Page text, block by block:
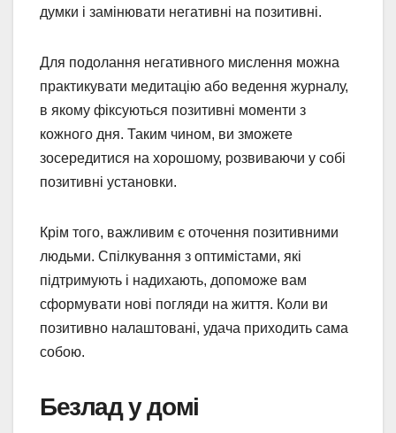
думки і замінювати негативні на позитивні.
Для подолання негативного мислення можна
практикувати медитацію або ведення журналу,
в якому фіксуються позитивні моменти з
кожного дня. Таким чином, ви зможете
зосередитися на хорошому, розвиваючи у собі
позитивні установки.
Крім того, важливим є оточення позитивними
людьми. Спілкування з оптимістами, які
підтримують і надихають, допоможе вам
сформувати нові погляди на життя. Коли ви
позитивно налаштовані, удача приходить сама
собою.
Безлад у домі